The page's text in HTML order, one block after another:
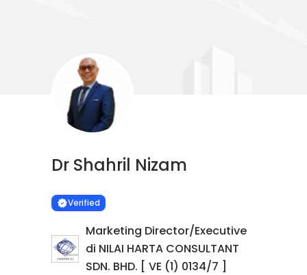
Dr Shahril Nizam
VERIFIED
Verified
Marketing Director/Executive
di NILAI HARTA CONSULTANT
SDN. BHD. [ VE (1) 0134/7 ]
Learn more